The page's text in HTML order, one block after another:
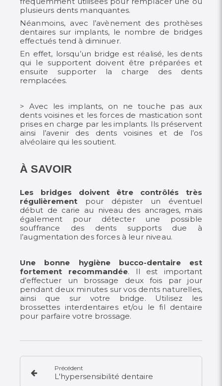
plusieurs dents manquantes.
Néanmoins, avec l’avènement des prothèses
dentaires sur implants, le nombre de bridges
effectués tend à diminuer.
En effet, lorsqu’un bridge est réalisé, les dents
qui le supportent doivent être préparées et
ensuite supporter la charge des dents
remplacées.
> Avec les implants, on ne touche pas aux
dents voisines et les forces de mastication sont
prises en charge par les implants. Ils préservent
ainsi l’avenir des dents voisines et de l’os
alvéolaire qui les soutient.
À SAVOIR
Les bridges doivent être contrôlés très
régulièrement pour dépister un éventuel
début de carie au niveau des ancrages, mais
également pour détecter une possible
souffrance des dents supports due à
l’augmentation des forces à leur niveau.
Une bonne hygiène bucco-dentaire est
fortement recommandée. Il est important
d’effectuer un brossage deux fois par jour
pendant deux minutes sur vos dents naturelles,
ainsi que sur votre bridge. Utilisez les
brossettes interdentaires et/ou
le fil dentaire
pour parfaire votre brossage.
Précédent
L'hypersensibilité dentaire